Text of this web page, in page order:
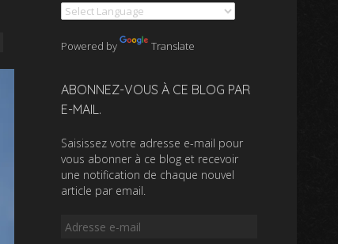
Powered by Translate
ABONNEZ-VOUS À CE BLOG PAR
E-MAIL.
Saisissez votre adresse e-mail pour
vous abonner à ce blog et recevoir
une notification de chaque nouvel
article par email.
Adresse